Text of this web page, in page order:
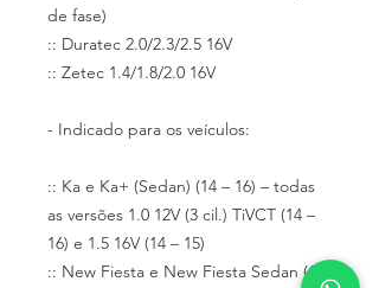
de fase)
:: Duratec 2.0/2.3/2.5 16V
:: Zetec 1.4/1.8/2.0 16V
- Indicado para os veículos:
:: Ka e Ka+ (Sedan) (14 – 16) – todas
as versões 1.0 12V (3 cil.) TiVCT (14 –
16) e 1.5 16V (14 – 15)
:: New Fiesta e New Fiesta Sedan (11